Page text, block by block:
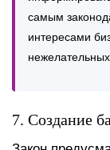
самым
интересами
нежелательных
7. Создание